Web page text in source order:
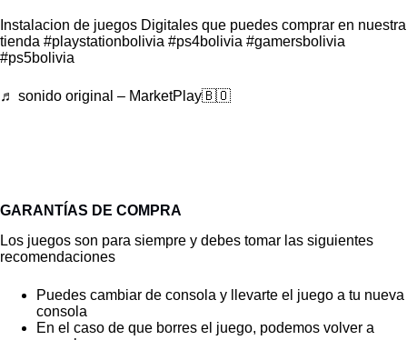
Instalacion de juegos Digitales que puedes comprar en nuestra
tienda #playstationbolivia #ps4bolivia #gamersbolivia
#ps5bolivia
♬ sonido original – MarketPlay🇧🇴
GARANTÍAS DE COMPRA
Los juegos son para siempre y debes tomar las siguientes
recomendaciones
Puedes cambiar de consola y llevarte el juego a tu nueva
consola
En el caso de que borres el juego, podemos volver a